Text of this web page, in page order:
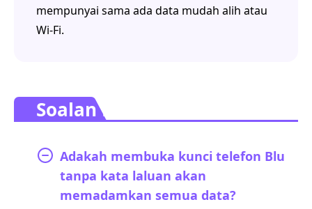
mempunyai sama ada data mudah alih atau
Wi-Fi.
Soalan Lazim.
Adakah membuka kunci telefon Blu
tanpa kata laluan akan
memadamkan semua data?